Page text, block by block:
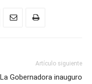
Artículo siguiente
La Gobernadora inauguro